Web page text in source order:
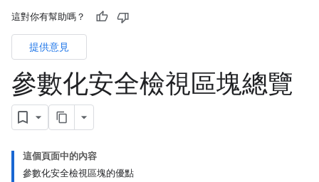
這對你有幫助嗎？
提供意見
參數化安全檢視區塊總覽
這個頁面中的內容
參數化安全檢視區塊的優點